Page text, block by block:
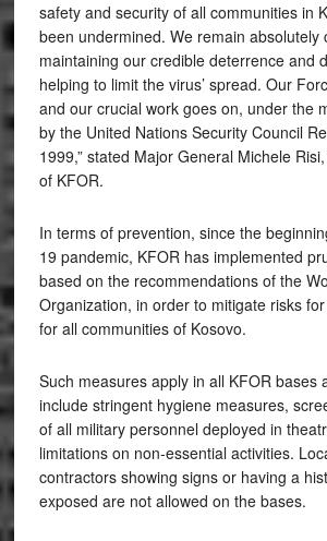
safety and security of all communities in
been undermined. We remain absolutely
maintaining our credible deterrence and
helping to limit the virus’ spread. Our
and our crucial work goes on, under the
by the United Nations Security Council
1999,” stated Major General Michele
of KFOR.
In terms of prevention, since the
19 pandemic, KFOR has implemented
based on the recommendations of the
Organization, in order to mitigate risks
for all communities of Kosovo.
Such measures apply in all KFOR bases
include stringent hygiene measures,
of all military personnel deployed in
limitations on non-essential activities.
contractors showing signs or having a
exposed are not allowed on the bases.